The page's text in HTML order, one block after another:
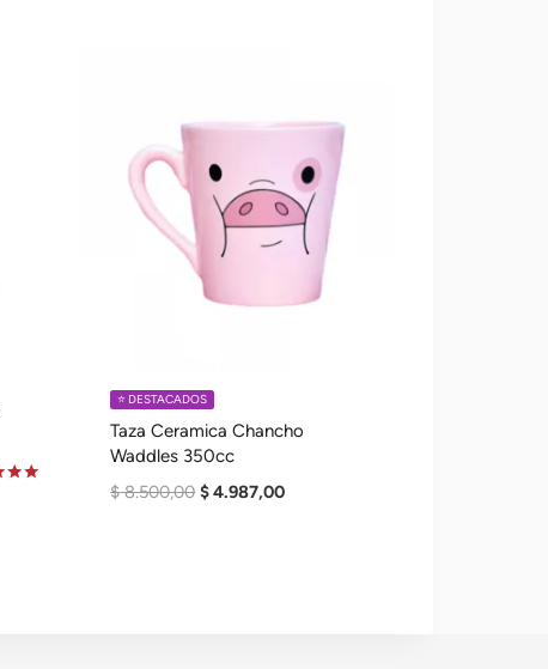
⭐️ DESTACADOS
Taza Ceramica Chancho
Waddles 350cc
$8.500,00 El
$4.987,00El